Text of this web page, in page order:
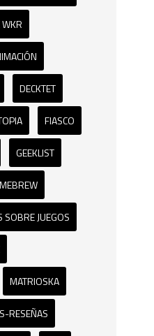
DECKTET
FIASCO
GEEKLIST
SOBRE JUEGOS
MATRIOSKA
RESEÑAS